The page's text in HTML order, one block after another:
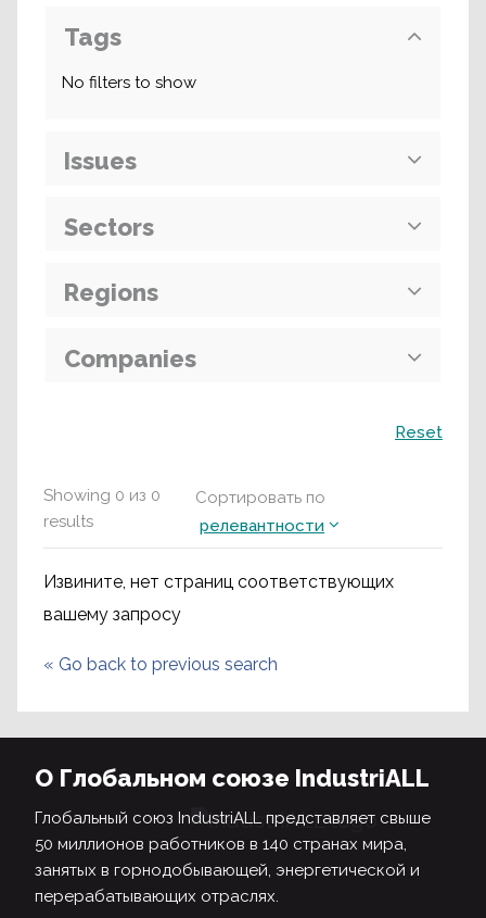
Showing 0 из 0
results
Сортировать по
релевантности
Извините, нет страниц соответствующих
вашему запросу
« Go back to previous search
Tags
No filters to show
Issues
Sectors
Regions
Companies
Reset
О Глобальном союзе IndustriALL
Глобальный союз IndustriALL представляет свыше
50 миллионов работников в 140 странах мира,
занятых в горнодобывающей, энергетической и
перерабатывающих отраслях.